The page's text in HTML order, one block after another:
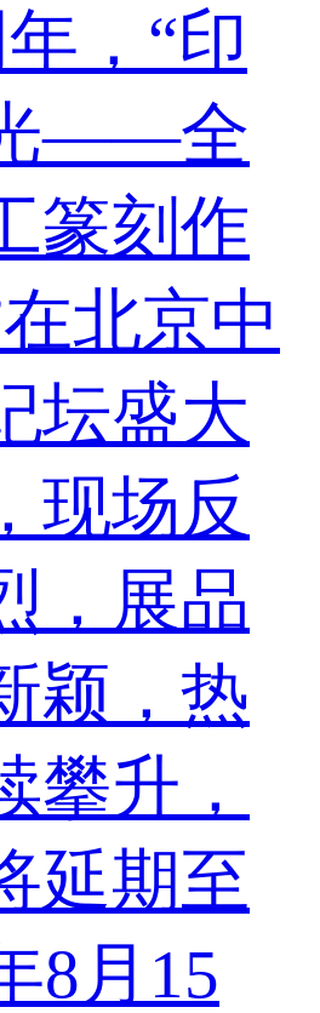
，“印
——全
篆刻作
北京中
坛盛大
现场反
，展品
颖，热
攀升，
延期至
8月15